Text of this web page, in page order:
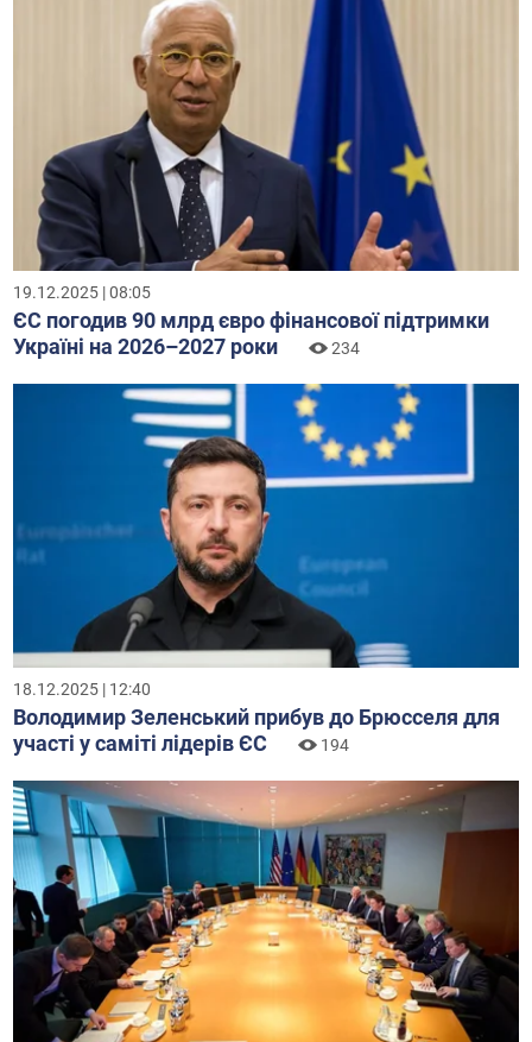
19.12.2025 | 08:05
ЄС погодив 90 млрд євро фінансової підтримки
Україні на 2026–2027 роки
234
18.12.2025 | 12:40
Володимир Зеленський прибув до Брюсселя для
участі у саміті лідерів ЄС
194